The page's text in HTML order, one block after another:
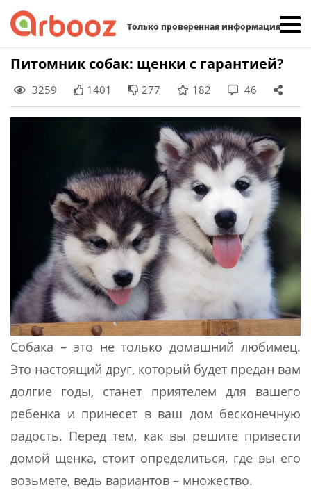
Только проверенная информация
Skip
content
Питомник собак: щенки с гарантией?
3259 1401 277 182 46
Собака – это не только домашний любимец.
Это настоящий друг, который будет предан вам
долгие годы, станет приятелем для вашего
ребенка и принесет в ваш дом бесконечную
радость. Перед тем, как вы решите привести
домой щенка, стоит определиться, где вы его
возьмете, ведь вариантов – множество.
Найти: